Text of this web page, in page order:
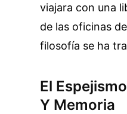
viajara con una
de las oficinas
filosofía se ha
El
Y Memoria